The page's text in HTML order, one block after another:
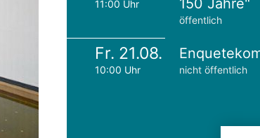
11:00 Uhr
150 Jahre"
öffentlich
Fr. 21.08.
10:00 Uhr nicht öffentlich